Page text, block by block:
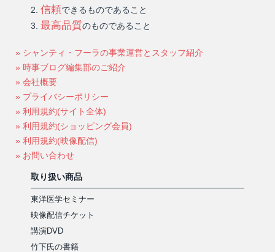
信頼できるものであること
最高品質のものであること
» シャンティ・フーラの事業運営とスタッフ紹介
» 時事ブログ編集部のご紹介
» 会社概要
» プライバシーポリシー
» 利用規約(サイト全体)
» 利用規約(ショッピング会員)
» 利用規約(映像配信)
» お問い合わせ
取り扱い商品
東洋医学セミナー
映像配信チケット
講演DVD
竹下氏の書籍